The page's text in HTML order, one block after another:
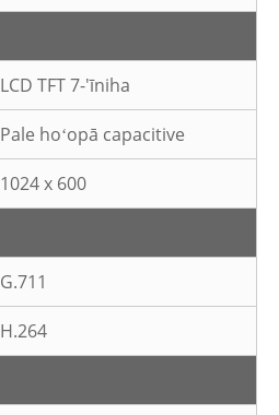
LCD TFT 7-'īniha
Pale hoʻopā capacitive
1024 x 600
G.711
H.264